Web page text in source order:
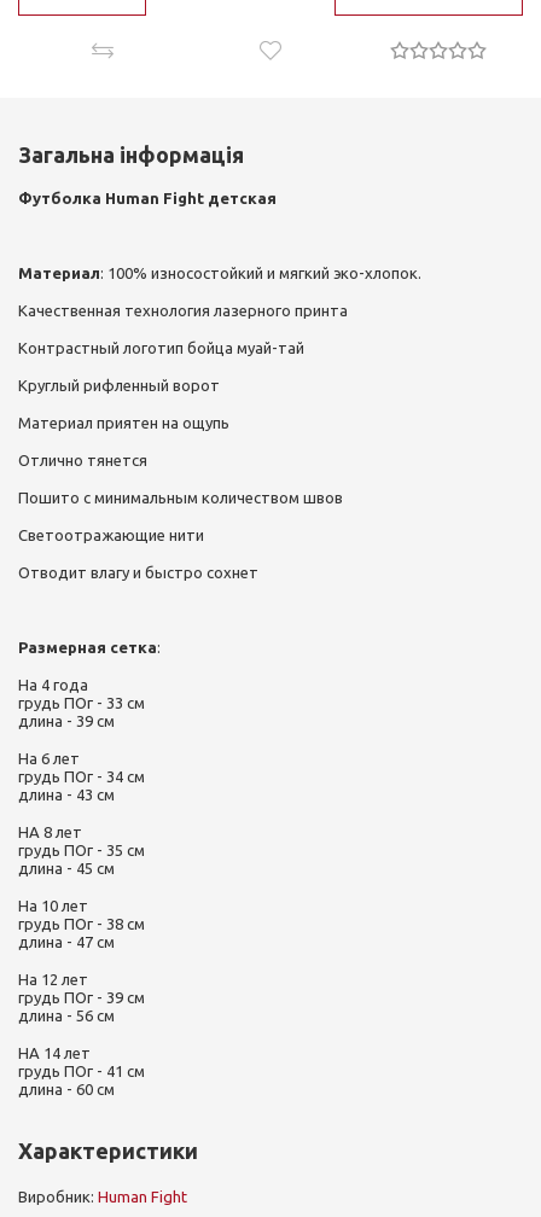
Загальна інформація
Футболка Human Fight детская
Материал: 100% износостойкий и мягкий эко-хлопок.
Качественная технология лазерного принта
Контрастный логотип бойца муай-тай
Круглый рифленный ворот
Материал приятен на ощупь
Отлично тянется
Пошито с минимальным количеством швов
Светоотражающие нити
Отводит влагу и быстро сохнет
Размерная сетка:
На 4 года
грудь ПОг - 33 см
длина - 39 см
На 6 лет
грудь ПОг - 34 см
длина - 43 см
НА 8 лет
грудь ПОг - 35 см
длина - 45 см
На 10 лет
грудь ПОг - 38 см
длина - 47 см
На 12 лет
грудь ПОг - 39 см
длина - 56 см
НА 14 лет
грудь ПОг - 41 см
длина - 60 см
Характеристики
Виробник: Human Fight